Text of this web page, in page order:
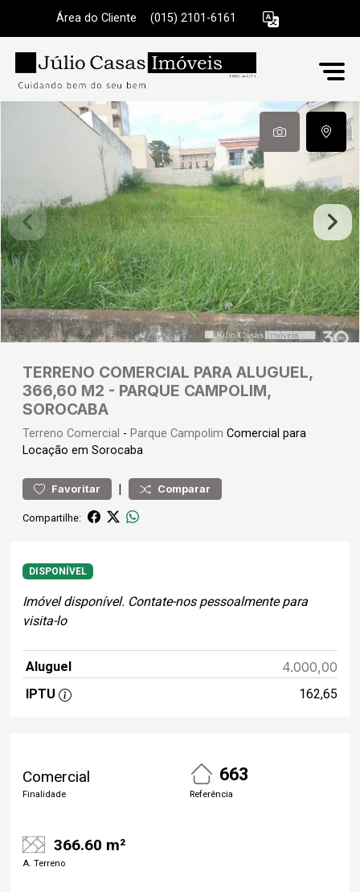
Área do Cliente (015) 2101-6161
TERRENO COMERCIAL PARA ALUGUEL,
366,60 M2 - PARQUE CAMPOLIM,
SOROCABA
Terreno Comercial - Parque Campolim Comercial para
Locação em Sorocaba
Favoritar | Comparar
Compartilhe:
DISPONÍVEL
Imóvel disponível. Contate-nos pessoalmente para
visita-lo
Aluguel 4.000,00
IPTU 162,65
Comercial
Finalidade
663
Referência
366.60 m²
A. Terreno